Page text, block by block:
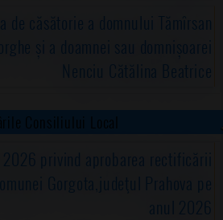
de căsătorie a domnului Tămîrsan
și a doamnei sau domnișoarei
Nenciu Cătălina Beatrice
Consiliului Local
privind aprobarea rectificării
Gorgota,judeţul Prahova pe
anul 2026